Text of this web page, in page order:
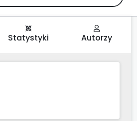
Statystyki Autorzy